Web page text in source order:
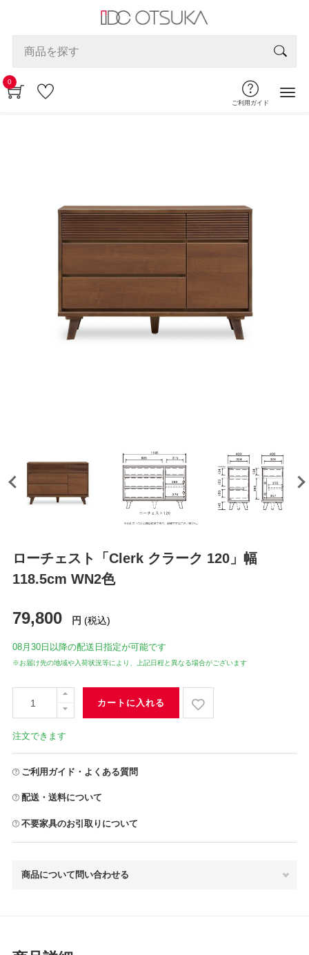
0
ご利用ガイド
ローチェスト「Clerk クラーク 120」幅
118.5cm WN2色
79,800 円 (税込)
08月30日 以降の配送日指定が可能です
※お届け先の地域や入荷状況等により、上記日程と異なる場合がございます
カートに入れる
注文できます
ご利用ガイド・よくある質問
配送・送料について
不要家具のお引取りについて
商品について問い合わせる